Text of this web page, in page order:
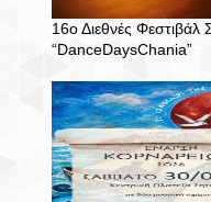
16ο Διεθνές
“DanceDaysChania”